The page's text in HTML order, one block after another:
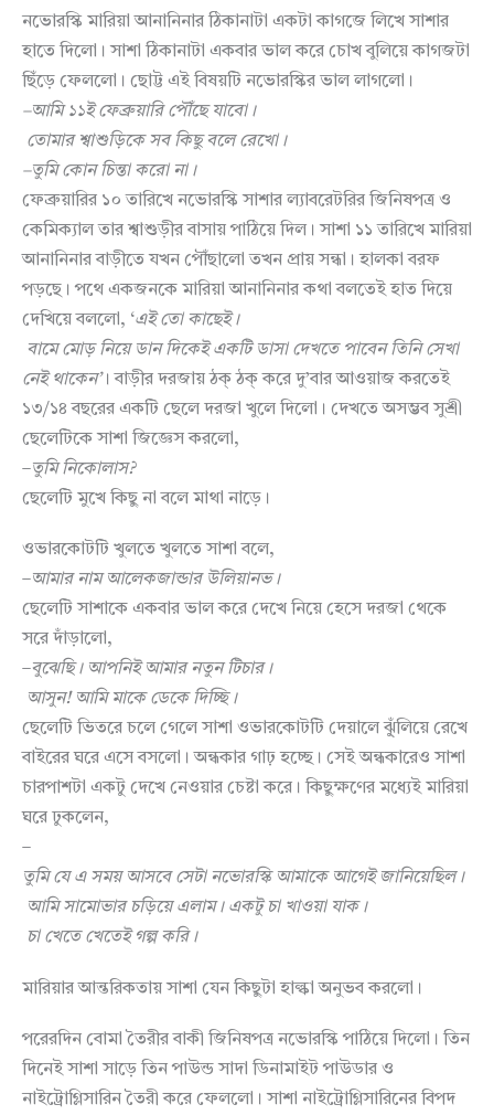
নভোরস্কি মারিয়া আনানিনার ঠিকানাটা একটা কাগজে লিখে সাশার
হাতে দিলো। সাশা ঠিকানাটা একবার ভাল করে চোখ বুলিয়ে কাগজটা
ছিঁড়ে ফেললো। ছোট্ট এই বিষয়টি নভোরস্কির ভাল লাগলো।
–আমি ১১ই ফেব্রুয়ারি পৌঁছে যাবো।
তোমার শ্বাশুড়িকে সব কিছু বলে রেখো।
–তুমি কোন চিন্তা করো না।
ফেব্রুয়ারির ১০ তারিখে নভোরস্কি সাশার ল্যাবরেটরির জিনিষপত্র ও
কেমিক্যাল তার শ্বাশুড়ীর বাসায় পাঠিয়ে দিল। সাশা ১১ তারিখে মারিয়া
আনানিনার বাড়ীতে যখন পৌঁছালো তখন প্রায় সন্ধা। হালকা বরফ
পড়ছে। পথে একজনকে মারিয়া আনানিনার কথা বলতেই হাত দিয়ে
দেখিয়ে বললো, ‘এই তো কাছেই।
বামে মোড় নিয়ে ডান দিকেই একটি ডাসা দেখতে পাবেন তিনি সেখা
নেই থাকেন’। বাড়ীর দরজায় ঠক্ ঠক্ করে দু’বার আওয়াজ করতেই
১৩/১৪ বছরের একটি ছেলে দরজা খুলে দিলো। দেখতে অসম্ভব সুশ্রী
ছেলেটিকে সাশা জিজ্ঞেস করলো,
–তুমি নিকোলাস?
ছেলেটি মুখে কিছু না বলে মাথা নাড়ে।
ওভারকোটটি খুলতে খুলতে সাশা বলে,
–আমার নাম আলেকজান্ডার উলিয়ানভ।
ছেলেটি সাশাকে একবার ভাল করে দেখে নিয়ে হেসে দরজা থেকে
সরে দাঁড়ালো,
–বুঝেছি। আপনিই আমার নতুন টিচার।
আসুন! আমি মাকে ডেকে দিচ্ছি।
ছেলেটি ভিতরে চলে গেলে সাশা ওভারকোটটি দেয়ালে ঝু্ঁলিয়ে রেখে
বাইরের ঘরে এসে বসলো। অন্ধকার গাঢ় হচ্ছে। সেই অন্ধকারেও সাশা
চারপাশটা একটু দেখে নেওয়ার চেষ্টা করে। কিছুক্ষণের মধ্যেই মারিয়া
ঘরে ঢুকলেন,
–
তুমি যে এ সময় আসবে সেটা নভোরস্কি আমাকে আগেই জানিয়েছিল।
আমি সামোভার চড়িয়ে এলাম। একটু চা খাওয়া যাক।
চা খেতে খেতেই গল্প করি।
মারিয়ার আন্তরিকতায় সাশা যেন কিছুটা হাল্কা অনুভব করলো।
পরেরদিন বোমা তৈরীর বাকী জিনিষপত্র নভোরস্কি পাঠিয়ে দিলো। তিন
দিনেই সাশা সাড়ে তিন পাউন্ড সাদা ডিনামাইট পাউডার ও
নাইট্রোগ্লিসারিন তৈরী করে ফেললো। সাশা নাইট্রোগ্লিসারিনের বিপদ